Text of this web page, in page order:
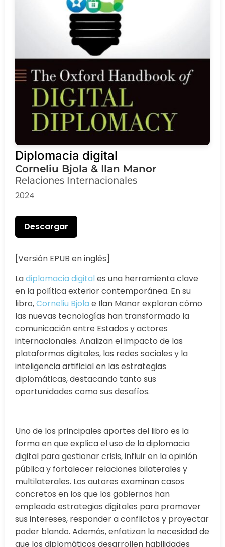
Diplomacia digital
Corneliu Bjola & Ilan Manor
Relaciones Internacionales
2024
Descargar
[Versión EPUB en inglés]
Ladiplomacia digital es una herramienta clave
en la política exterior contemporánea. En su
libro,Corneliu Bjola e Ilan Manor exploran cómo
las nuevas tecnologías han transformado la
comunicación entre Estados y actores
internacionales. Analizan el impacto de las
plataformas digitales, las redes sociales y la
inteligencia artificial en las estrategias
diplomáticas, destacando tanto sus
oportunidades como sus desafíos.
Uno de los principales aportes del libro es la
forma en que explica el uso de la diplomacia
digital para gestionar crisis, influir en la opinión
pública y fortalecer relaciones bilaterales y
multilaterales. Los autores examinan casos
concretos en los que los gobiernos han
empleado estrategias digitales para promover
sus intereses, responder a conflictos y proyectar
poder blando. Además, enfatizan la necesidad de
que los diplomáticos desarrollen habilidades